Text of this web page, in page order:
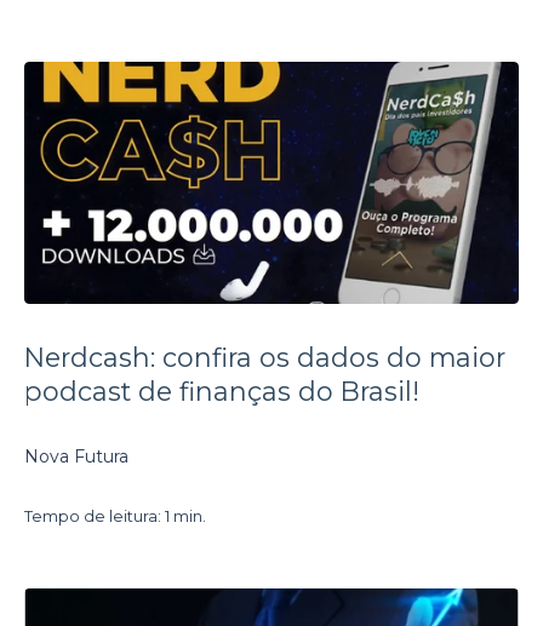
Nerdcash: confira os dados do maior
podcast de finanças do Brasil!
Nova Futura
Tempo de leitura: 1 min.